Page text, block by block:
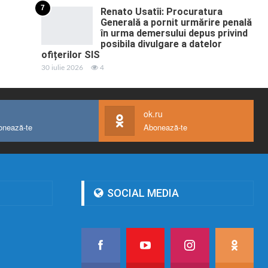
7
Renato Usatîi: Procuratura
Generală a pornit urmărire penală
în urma demersului depus privind
posibila divulgare a datelor
ofițerilor SIS
30 iulie 2026 4
te
ok.ru
Abonează-te
SOCIAL MEDIA